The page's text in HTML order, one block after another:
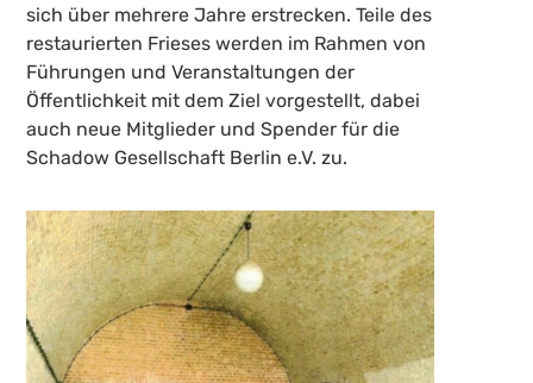
sich über mehrere Jahre erstrecken. Teile des
restaurierten Frieses werden im Rahmen von
Führungen und Veranstaltungen der
Öffentlichkeit mit dem Ziel vorgestellt, dabei
auch neue Mitglieder und Spender für die
Schadow Gesellschaft Berlin e.V. zu.